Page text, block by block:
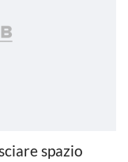
spazio